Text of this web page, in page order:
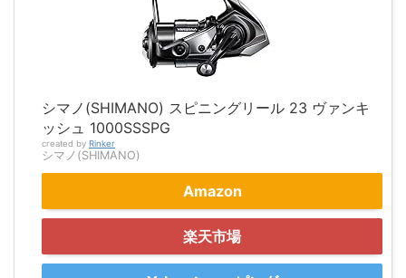
シマノ(SHIMANO) スピニングリール 23 ヴァンキ
ッシュ 1000SSSPG
created by Rinker
シマノ(SHIMANO)
Amazon
楽天市場